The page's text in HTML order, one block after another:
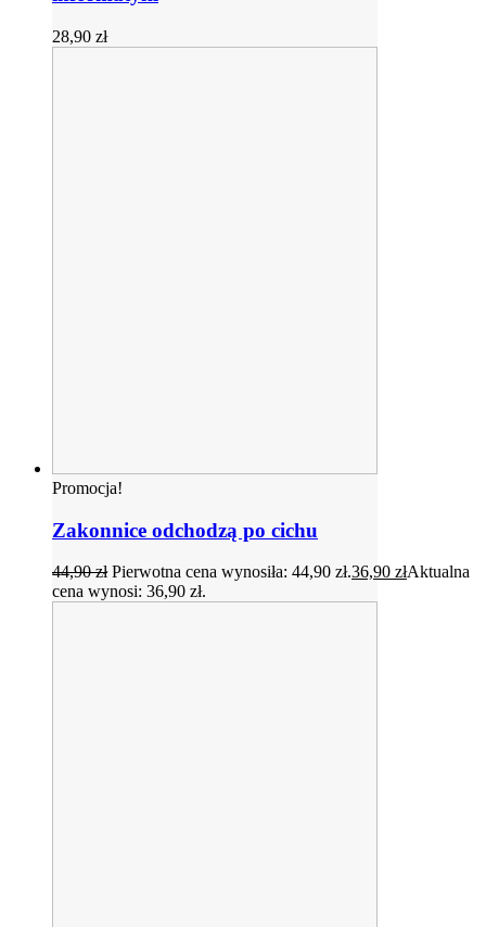
28,90 zł
Promocja!
Zakonnice odchodzą po cichu
44,90zł Pierwotna cena wynosiła: 44,90 zł.36,90 złAktualna
cena wynosi: 36,90 zł.